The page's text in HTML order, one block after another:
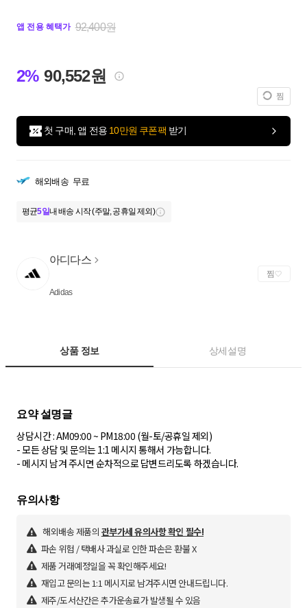
앱 전용 혜택가 92,400원
2% 90,552원
찜
첫 구매, 앱 전용 10만원 쿠폰팩 받기
해외배송 무료
평균5일내 배송 시작 (주말, 공휴일 제외)
아디다스
Adidas
찜
상품 정보 상세설명
요약 설명글
상담시간 : AM09:00 ~ PM18:00 (월-토/공휴일 제외)
- 모든 상담 및 문의는 1:1 메시지 통해서 가능합니다.
- 메시지 남겨 주시면 순차적으로 답변드리도록 하겠습니다.
유의사항
해외배송 제품의 관부가세 유의사항 확인 필수!
파손 위험 / 택배사 과실로 인한 파손은 환불 X
제품 거래예정일을 꼭 확인해주세요!
재입고 문의는 1:1 메시지로 남겨주시면 안내드립니다.
제주/도서산간은 추가운송료가 발생될 수 있음